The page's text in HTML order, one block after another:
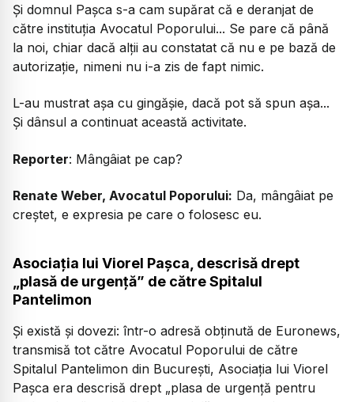
Și domnul Pașca s-a cam supărat că e deranjat de
către instituția Avocatul Poporului... Se pare că până
la noi, chiar dacă alții au constatat că nu e pe bază de
autorizație, nimeni nu i-a zis de fapt nimic.
L-au mustrat așa cu gingășie, dacă pot să spun așa...
Și dânsul a continuat această activitate.
Reporter: Mângâiat pe cap?
Renate Weber, Avocatul Poporului: Da, mângâiat pe
creștet, e expresia pe care o folosesc eu.
Asociația lui Viorel Pașca, descrisă drept
„plasă de urgență” de către Spitalul
Pantelimon
Și există și dovezi: într-o adresă obținută de Euronews,
transmisă tot către Avocatul Poporului de către
Spitalul Pantelimon din București, Asociația lui Viorel
Pașca era descrisă drept „plasa de urgență pentru